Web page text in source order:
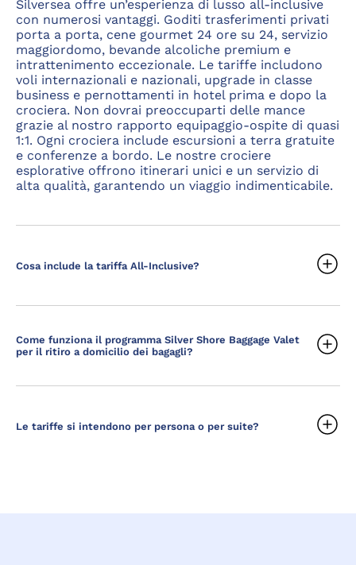
Silversea offre un’esperienza di lusso all-inclusive
con numerosi vantaggi. Goditi trasferimenti privati
porta a porta, cene gourmet 24 ore su 24, servizio
maggiordomo, bevande alcoliche premium e
intrattenimento eccezionale. Le tariffe includono
voli internazionali e nazionali, upgrade in classe
business e pernottamenti in hotel prima e dopo la
crociera. Non dovrai preoccuparti delle mance
grazie al nostro rapporto equipaggio-ospite di quasi
1:1. Ogni crociera include escursioni a terra gratuite
e conferenze a bordo. Le nostre crociere
esplorative offrono itinerari unici e un servizio di
alta qualità, garantendo un viaggio indimenticabile.
Cosa include la tariffa All-Inclusive?
Come funziona il programma Silver Shore Baggage Valet
per il ritiro a domicilio dei bagagli?
Le tariffe si intendono per persona o per suite?